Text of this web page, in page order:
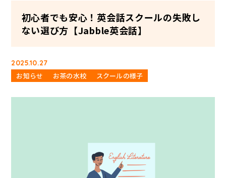
初心者でも安心！英会話スクールの失敗し
ない選び方【Jabble英会話】
2025.10.27
お知らせ お茶の水校 スクールの様子